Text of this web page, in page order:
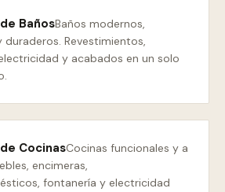
BañosBaños modernos,
duraderos. Revestimientos,
y acabados en un solo
CocinasCocinas funcionales y a
encimeras,
fontanería y electricidad